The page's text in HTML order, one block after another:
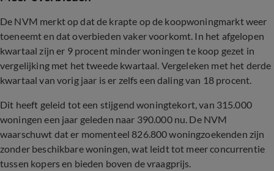
De NVM merkt op dat de krapte op de koopwoningmarkt weer
toeneemt en dat overbieden vaker voorkomt. In het afgelopen
kwartaal zijn er 9 procent minder woningen te koop gezet in
vergelijking met het tweede kwartaal. Vergeleken met het derde
kwartaal van vorig jaar is er zelfs een daling van 18 procent.
Dit heeft geleid tot een stijgend woningtekort, van 315.000
woningen een jaar geleden naar 390.000 nu. De NVM
waarschuwt dat er momenteel 826.800 woningzoekenden zijn
zonder beschikbare woningen, wat leidt tot meer concurrentie
tussen kopers en bieden boven de vraagprijs.